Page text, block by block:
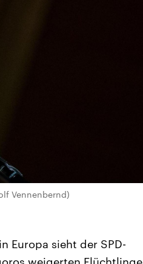
Vennenbernd)
Europa sieht der SPD-